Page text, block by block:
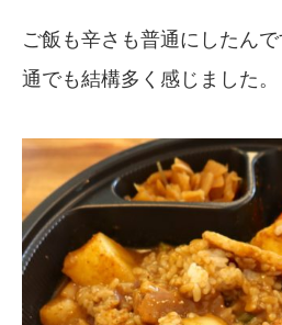
ご飯も辛さも普通にしたん
通でも結構多く感じました。